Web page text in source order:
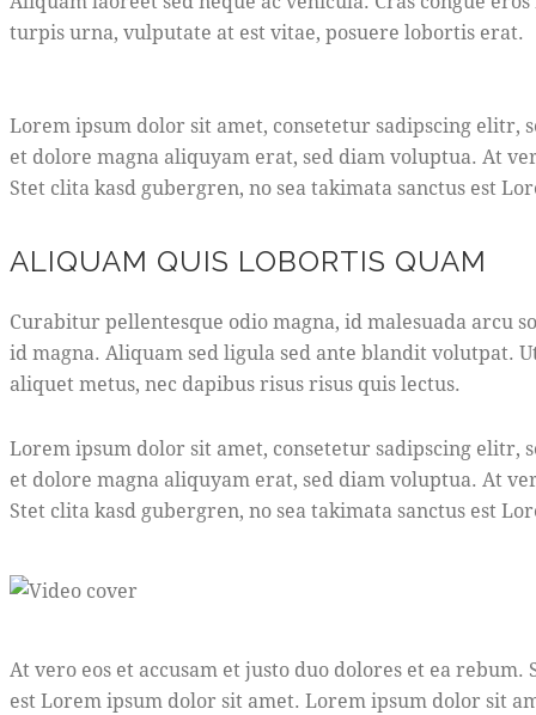
turpis urna, vulputate at est vitae, posuere lobortis erat.
Lorem ipsum dolor sit amet, consetetur sadipscing
et dolore magna aliquyam erat, sed diam voluptua. At
Stet clita kasd gubergren, no sea takimata sanctus est
ALIQUAM QUIS LOBORTIS QUAM
Curabitur pellentesque odio magna, id malesuada arcu
id magna. Aliquam sed ligula sed ante blandit volutpat.
aliquet metus, nec dapibus risus risus quis lectus.
Lorem ipsum dolor sit amet, consetetur sadipscing
et dolore magna aliquyam erat, sed diam voluptua. At
Stet clita kasd gubergren, no sea takimata sanctus est
At vero eos et accusam et justo duo dolores et ea
est Lorem ipsum dolor sit amet. Lorem ipsum dolor sit